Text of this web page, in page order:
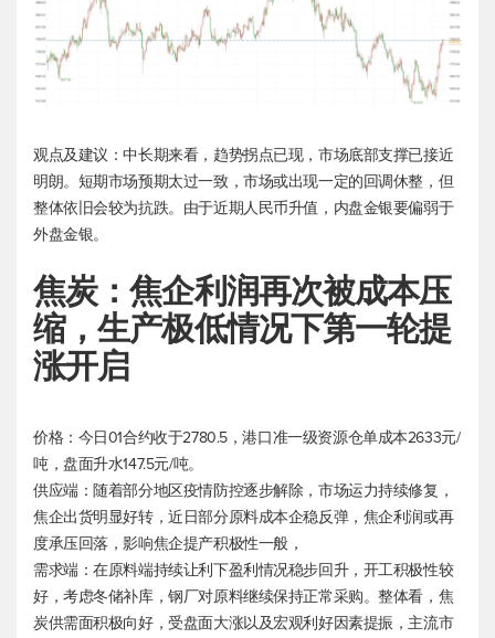
观点及建议：中长期来看，趋势拐点已现，市场底部支撑已接近
明朗。短期市场预期太过一致，市场或出现一定的回调休整，但
整体依旧会较为抗跌。由于近期人民币升值，内盘金银要偏弱于
外盘金银。
焦炭：焦企利润再次被成本压
缩，生产极低情况下第一轮提
涨开启
价格：今日01合约收于2780.5，港口准一级资源仓单成本2633元/
吨，盘面升水147.5元/吨。
供应端：随着部分地区疫情防控逐步解除，市场运力持续修复，
焦企出货明显好转，近日部分原料成本企稳反弹，焦企利润或再
度承压回落，影响焦企提产积极性一般，
需求端：在原料端持续让利下盈利情况稳步回升，开工积极性较
好，考虑冬储补库，钢厂对原料继续保持正常采购。整体看，焦
炭供需面积极向好，受盘面大涨以及宏观利好因素提振，主流市